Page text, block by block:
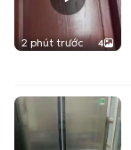
2 phút trước 4